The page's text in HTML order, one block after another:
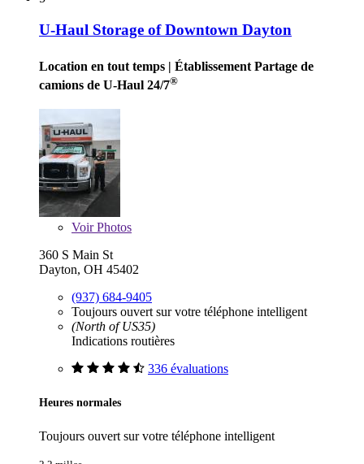
U-Haul Storage of Downtown Dayton
Location en tout temps | Établissement Partage de
camions de U-Haul 24/7®
VoirPhotos
360 S Main St
Dayton, OH 45402
(937) 684-9405
Toujours ouvert sur votre téléphone intelligent
(North of US35)
Indications routières
336 évaluations
Heures normales
Toujours ouvert sur votre téléphone intelligent